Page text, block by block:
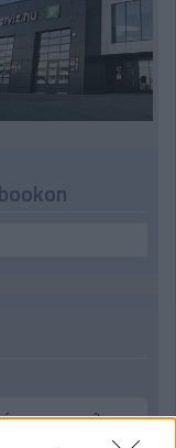
sem segít